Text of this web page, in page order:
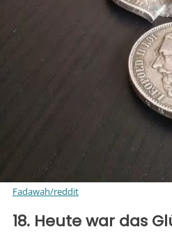
Fadawah/reddit
18. Heute war das